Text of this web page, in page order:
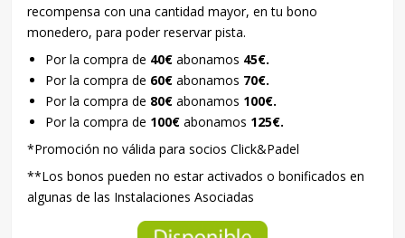
recompensa con una cantidad mayor, en tu bono
monedero, para poder reservar pista.
Por la compra de 40€ abonamos 45€.
Por la compra de 60€ abonamos 70€.
Por la compra de 80€ abonamos 100€.
Por la compra de 100€ abonamos 125€.
*Promoción no válida para socios Click&Padel
**Los bonos pueden no estar activados o bonificados en
algunas de las Instalaciones Asociadas